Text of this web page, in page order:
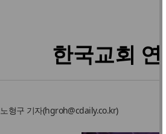
한국교회
노형구 기자(hgroh@cdaily.co.kr)